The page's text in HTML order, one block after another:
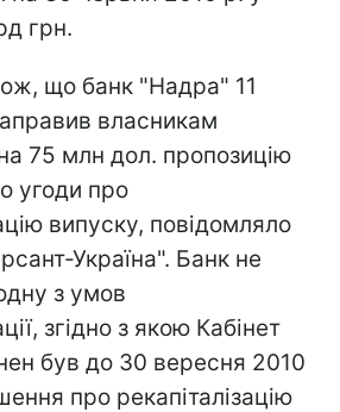
грн.
що банк "Надра" 11
власникам
75 млн дол. пропозицію
угоди про
випуску, повідомляло
Україна". Банк не
з умов
згідно з якою Кабінет
був до 30 вересня 2010
про рекапіталізацію